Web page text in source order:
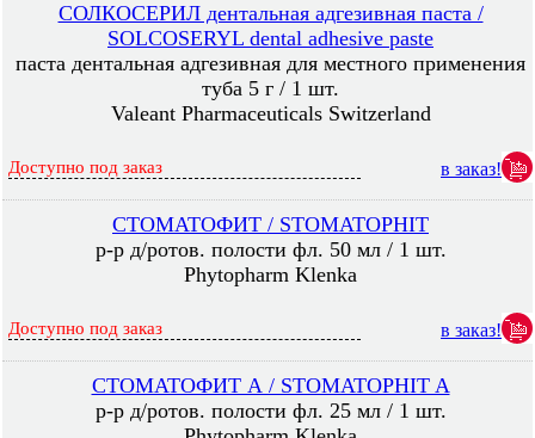
СОЛКОСЕРИЛ дентальная адгезивная паста /
SOLCOSERYL dental adhesive paste
паста дентальная адгезивная для местного применения
туба 5 г / 1 шт.
Valeant Pharmaceuticals Switzerland
Доступно под заказ в заказ!
СТОМАТОФИТ / STOMATOPHIT
р-р д/ротов. полости фл. 50 мл / 1 шт.
Phytopharm Klenka
Доступно под заказ в заказ!
СТОМАТОФИТ А / STOMATOPHIT A
р-р д/ротов. полости фл. 25 мл / 1 шт.